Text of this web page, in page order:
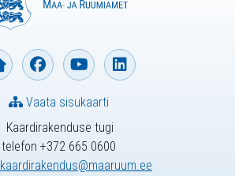
Kaardirakenduse tugi
telefon +372 665 0600
kaardirakendus@maaruum.ee
Vaata sisukaarti